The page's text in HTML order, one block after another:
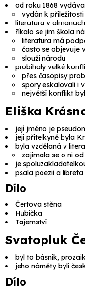
od roku 1868
vydán k
literatura v
říkalo se jimškola
literatura má
často se objevuje
slouží národu
probíhaly velké
přes časopisy
spory eskalovali i
největší konflikt
Eliška
její jméno je
její přítelkyně byla
byla vzdělaná v
zajímala se o ni
je
psala poezii a
Dílo
Čertova stěna
Hubička
Tajemství
Svatopluk
byl to básník,
jeho náměty byli
Dílo